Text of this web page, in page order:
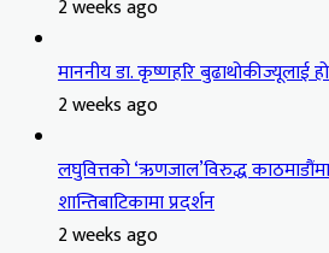
2 weeks ago
माननीय डा. कृष्णहरि बुढाथोकीज्यूलाई
2 weeks ago
लघुवित्तको ‘ऋणजाल’विरुद्ध
शान्तिबाटिकामा प्रदर्शन
2 weeks ago